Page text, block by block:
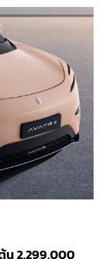
น 2,299,000